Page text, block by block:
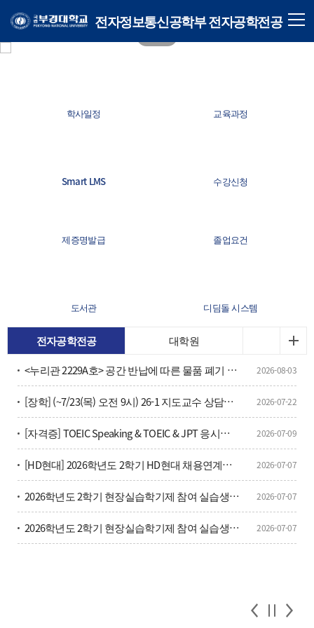
전자정보통신공학부 전자공학전공
학사일정 교육과정
Smart LMS 수강신청
제증명발급 졸업요건
도서관 디딤돌 시스템
전자공학전공
대학원
<누리관 2229A호> 공간 반납에 따른 물품 폐기 안내
2026-08-03
[장학] (~7/23(목) 오전 9시) 26-1 지도교수 상담횟수 확인 및 안내 2026-07-22
[자격증] TOEIC Speaking & TOEIC & JPT 응시료 할인 및 방법 안내(학부생, 대학원생 포함) 2026-07-09
[HD현대] 2026학년도 2학기 HD현대 채용연계형 현장실습학기제 모집 2026-07-07
2026학년도 2학기 현장실습학기제 참여 실습생 모집 안내 2026-07-07
2026학년도 2학기 현장실습학기제 참여 실습생 모집 안내 2026-07-07